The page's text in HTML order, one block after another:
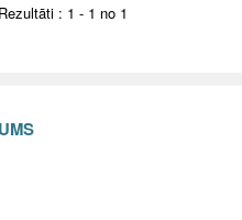
Rezultāti : 1 - 1 no 1